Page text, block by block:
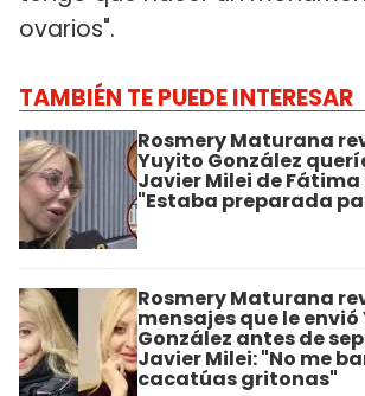
ovarios".
TAMBIÉN TE PUEDE INTERESAR
Rosmery Maturana
Yuyito González
Javier Milei de Fátima
"Estaba preparada
Rosmery Maturana
mensajes que le
González antes de
Javier Milei: "No me
cacatúas gritonas"